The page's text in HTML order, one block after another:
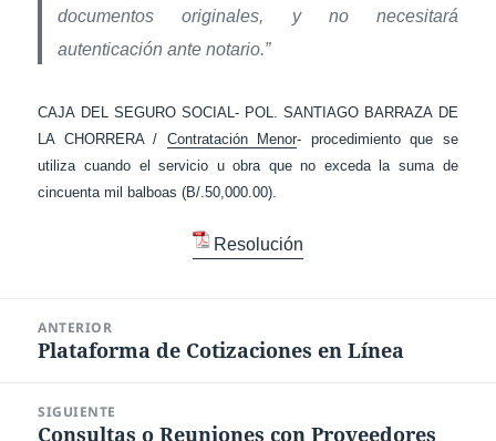
documentos originales, y no necesitará
autenticación ante notario.”
CAJA DEL SEGURO SOCIAL- POL. SANTIAGO BARRAZA DE
LA CHORRERA / Contratación Menor- procedimiento que se
utiliza cuando el servicio u obra que no exceda la suma de
cincuenta mil balboas (B/.50,000.00).
Resolución
entradas
ANTERIOR
Entrada
Plataforma de Cotizaciones en Línea
SIGUIENTE
Entrada
Consultas o Reuniones con Proveedores